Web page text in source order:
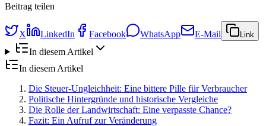
Beitrag teilen
X LinkedIn Facebook WhatsApp E-Mail Link
In diesem Artikel
In diesem Artikel
Die Steuer-Ungleichheit: Eine bittere Pille für Verbraucher
Politische Hintergründe und historische Vergleiche
Die Rolle der Landwirtschaft: Eine verpasste Chance?
Fazit: Ein Aufruf zur Veränderung